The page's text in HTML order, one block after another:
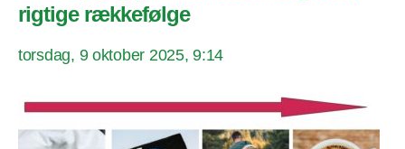
rigtige rækkefølge
torsdag, 9 oktober 2025, 9:14